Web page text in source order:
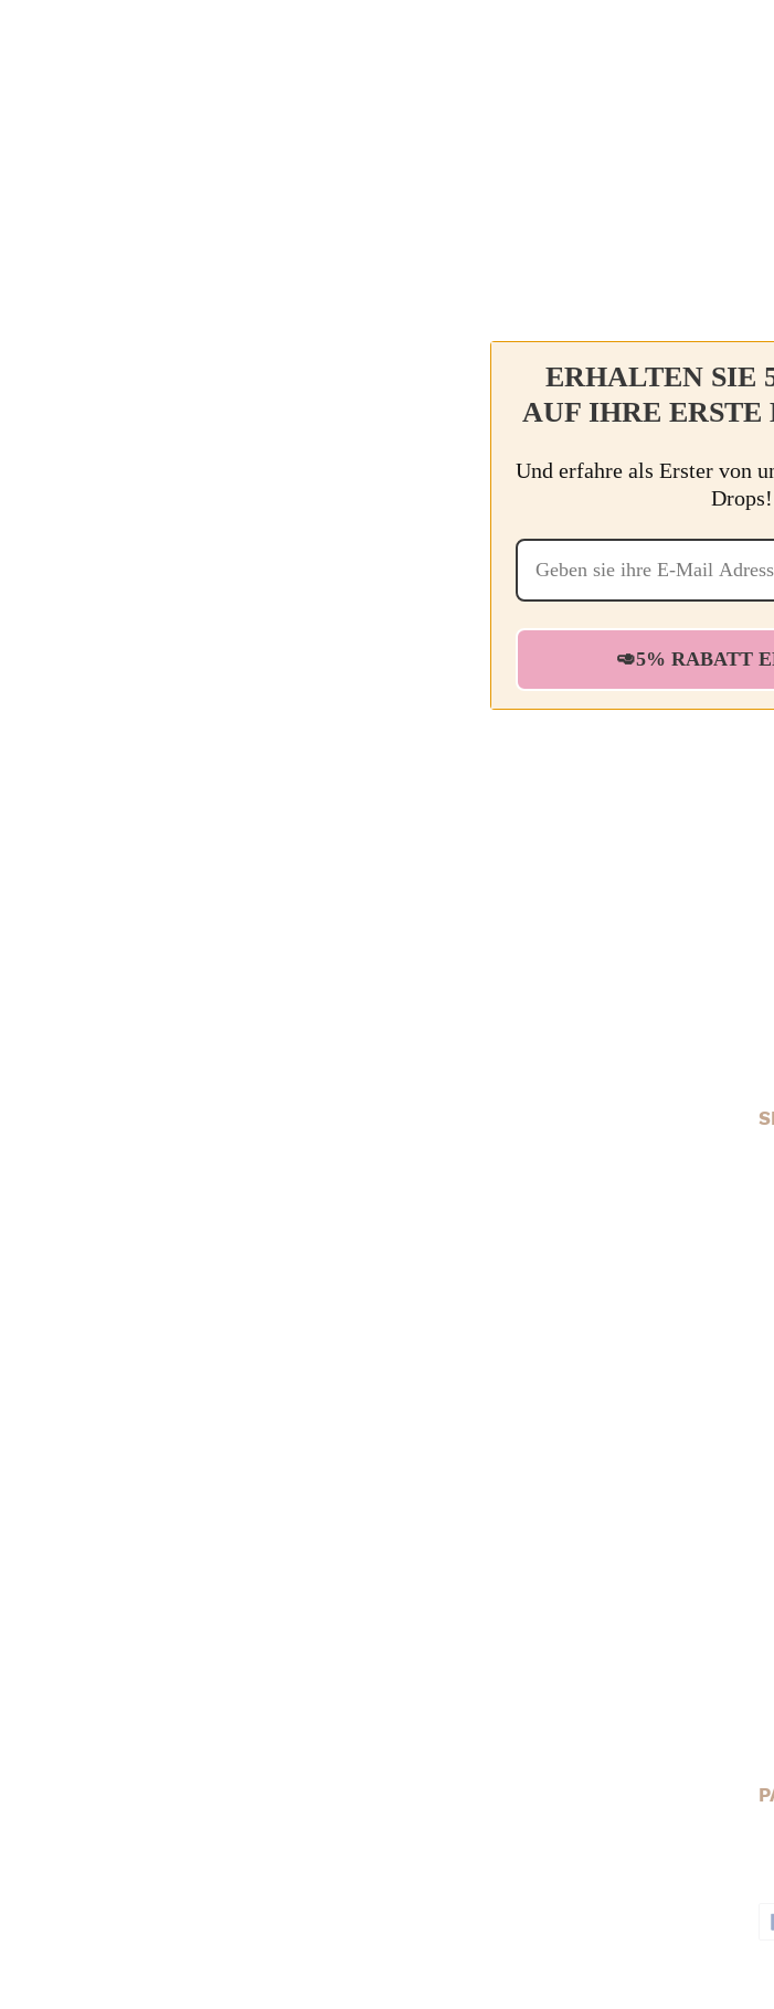
ERHALTEN SIE
AUF IHRE ERSTE
Und erfahre als Erster von
Drops!
🥑5% RABATT